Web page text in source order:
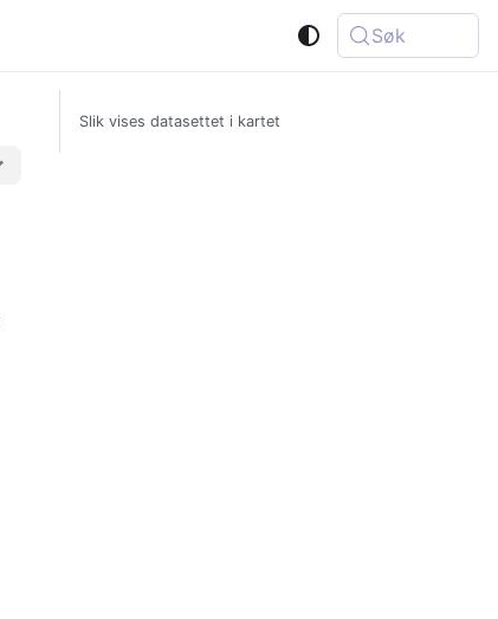
Søk
Slik vises datasettet i kartet